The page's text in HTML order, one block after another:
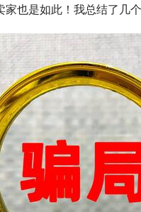
也是如此！我总结了几